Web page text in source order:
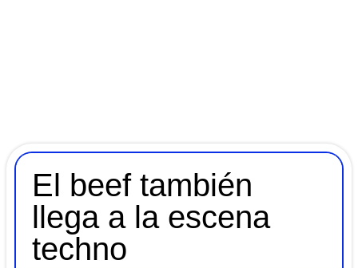
El beef también
llega a la escena
techno